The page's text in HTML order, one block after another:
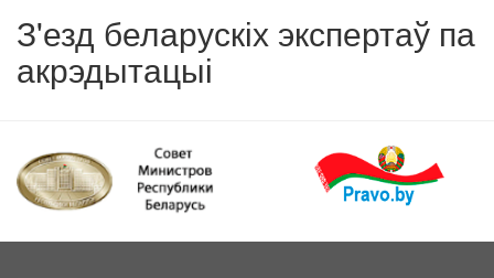
З'езд беларускіх экспертаў па
акрэдытацыі